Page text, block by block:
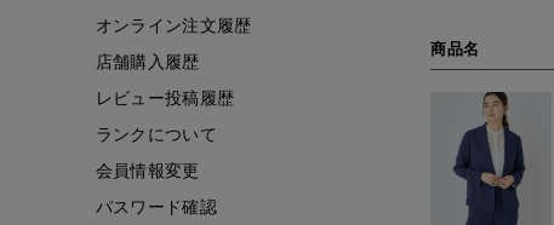
商品名
オンライン注文履歴
店舗購入履歴
レビュー投稿履歴
ランクについて
会員情報変更
パスワード確認